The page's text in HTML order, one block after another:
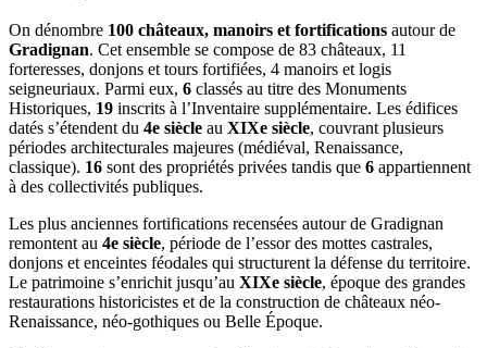
On dénombre 100 châteaux, manoirs et fortifications autour de
Gradignan. Cet ensemble se compose de 83 châteaux, 11
forteresses, donjons et tours fortifiées, 4 manoirs et logis
seigneuriaux. Parmi eux, 6 classés au titre des Monuments
Historiques, 19 inscrits à l’Inventaire supplémentaire. Les édifices
datés s’étendent du 4e siècle au XIXe siècle, couvrant plusieurs
périodes architecturales majeures (médiéval, Renaissance,
classique). 16 sont des propriétés privées tandis que 6 appartiennent
à des collectivités publiques.
Les plus anciennes fortifications recensées autour de Gradignan
remontent au 4e siècle, période de l’essor des mottes castrales,
donjons et enceintes féodales qui structurent la défense du territoire.
Le patrimoine s’enrichit jusqu’au XIXe siècle, époque des grandes
restaurations historicistes et de la construction de châteaux néo-
Renaissance, néo-gothiques ou Belle Époque.